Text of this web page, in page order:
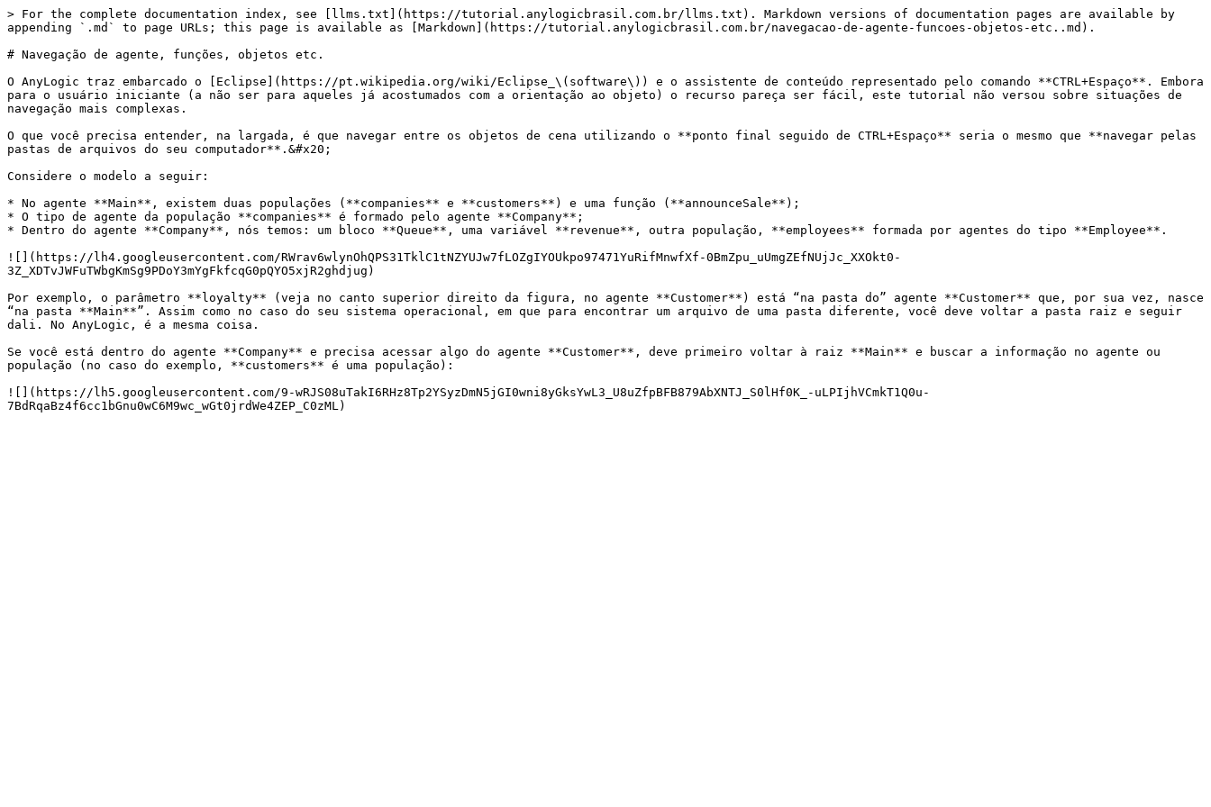
> For the complete documentation index, see [llms.txt](https://tutorial.anylogicbrasil.com.br/llms.txt). Markdown versions of documentation pages are available by
appending `.md` to page URLs; this page is available as [Markdown](https://tutorial.anylogicbrasil.com.br/navegacao-de-agente-funcoes-objetos-etc..md).
# Navegação de agente, funções, objetos etc.
O AnyLogic traz embarcado o [Eclipse](https://pt.wikipedia.org/wiki/Eclipse_\(software\)) e o assistente de conteúdo representado pelo comando **CTRL+Espaço**. Embora
para o usuário iniciante (a não ser para aqueles já acostumados com a orientação ao objeto) o recurso pareça ser fácil, este tutorial não versou sobre situações de
navegação mais complexas.
O que você precisa entender, na largada, é que navegar entre os objetos de cena utilizando o **ponto final seguido de CTRL+Espaço** seria o mesmo que **navegar pelas
pastas de arquivos do seu computador**.&#x20;
Considere o modelo a seguir:
* No agente **Main**, existem duas populações (**companies** e **customers**) e uma função (**announceSale**);
* O tipo de agente da população **companies** é formado pelo agente **Company**;
* Dentro do agente **Company**, nós temos: um bloco **Queue**, uma variável **revenue**, outra população, **employees** formada por agentes do tipo **Employee**.
![](https://lh4.googleusercontent.com/RWrav6wlynOhQPS31TklC1tNZYUJw7fLOZgIYOUkpo97471YuRifMnwfXf-0BmZpu_uUmgZEfNUjJc_XXOkt0-
3Z_XDTvJWFuTWbgKmSg9PDoY3mYgFkfcqG0pQYO5xjR2ghdjug)
Por exemplo, o parâmetro **loyalty** (veja no canto superior direito da figura, no agente **Customer**) está “na pasta do” agente **Customer** que, por sua vez, nasce
“na pasta **Main**”. Assim como no caso do seu sistema operacional, em que para encontrar um arquivo de uma pasta diferente, você deve voltar a pasta raiz e seguir
dali. No AnyLogic, é a mesma coisa.
Se você está dentro do agente **Company** e precisa acessar algo do agente **Customer**, deve primeiro voltar à raiz **Main** e buscar a informação no agente ou
população (no caso do exemplo, **customers** é uma população):
![](https://lh5.googleusercontent.com/9-wRJS08uTakI6RHz8Tp2YSyzDmN5jGI0wni8yGksYwL3_U8uZfpBFB879AbXNTJ_S0lHf0K_-uLPIjhVCmkT1Q0u-